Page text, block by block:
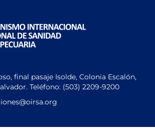
final pasaje Isolde, Colonia Escalón,
Teléfono: (503) 2209-9200
@oirsa.org